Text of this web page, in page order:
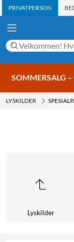
PRIVATPERSON
SOMMERSALG
LYSKILDER
Lyskilder